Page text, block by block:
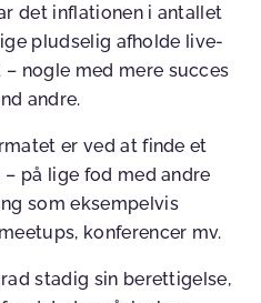
det inflationen i antallet
pludselig afholde live-
nogle med mere succes
andre.
er ved at finde et
på lige fod med andre
som eksempelvis
konferencer mv.
stadig sin berettigelse,